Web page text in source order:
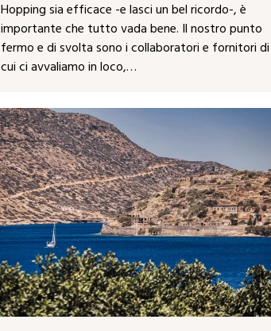
Hopping sia efficace -e lasci un bel ricordo-, è
importante che tutto vada bene. Il nostro punto
fermo e di svolta sono i collaboratori e fornitori di
cui ci avvaliamo in loco,…